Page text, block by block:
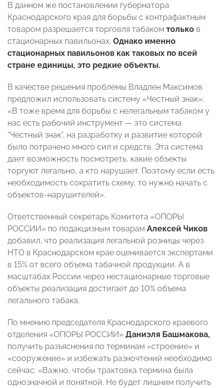
В данном же постановлении губернатора
Краснодарского края для борьбы с контрафактным
товаром разрешается торговля табаком только в
стационарных павильонах. Однако именно
стационарных павильонов как таковых по всей
стране единицы, это редкие объекты.
В качестве решения проблемы Владлен Максимов
предложил использовать систему «Честный знак»:
«В тоже время для борьбы с нелегальным табаком у
нас есть рабочий инструмент — это система
“Честный знак”, на разработку и развитие которой
было потрачено много сил и средств. Эта система
дает возможность посмотреть, какие объекты
торгуют легально, а кто нарушает. Поэтому если есть
необходимость сократить схему, то нужно начать с
объектов-нарушителей».
Ответственный секретарь Комитета «ОПОРЫ
РОССИИ» по подакцизным товарам Алексей Чиков
добавил, что реализация легальной розницы через
НТО в Краснодарском крае оценивается экспертами
в 15% от всего объема табачной продукции. А в
масштабах России через нестационарные торговые
объекты реализация достигает до 10% объема
легального табака.
По мнению председателя Краснодарского краевого
отделения «ОПОРЫ РОССИИ» Даниэля Башмакова,
получить разъяснения по терминам «строение» и
«сооружение» и избежать разночтений необходимо
сейчас: «Важно, чтобы трактовка термина была
однозначной и понятной. Не будет лишним получить